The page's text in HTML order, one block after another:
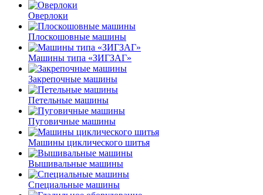
Оверлоки
Плоскошовные машины
Машины типа «ЗИГЗАГ»
Закрепочные машины
Петельные машины
Пуговичные машины
Машины циклического шитья
Вышивальные машины
Специальные машины